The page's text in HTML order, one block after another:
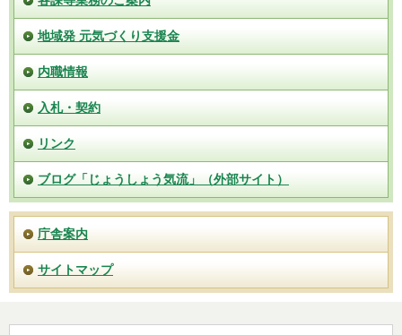
地域発 元気づくり支援金
内職情報
入札・契約
リンク
ブログ「じょうしょう気流」（外部サイト）
庁舎案内
サイトマップ